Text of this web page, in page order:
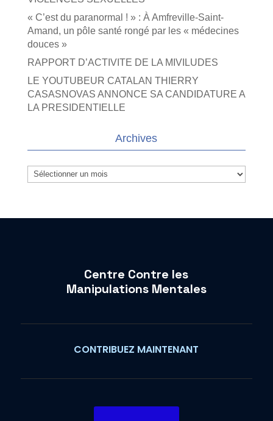
« C’est du paranormal ! » : À Amfreville-Saint-
Amand, un pôle santé rongé par les « médecines
douces »
RAPPORT D’ACTIVITE DE LA MIVILUDES
LE YOUTUBEUR CATALAN THIERRY
CASASNOVAS ANNONCE SA CANDIDATURE A
LA PRESIDENTIELLE
Archives
Archives
Centre Contre les
Manipulations Mentales
CONTRIBUEZ MAINTENANT